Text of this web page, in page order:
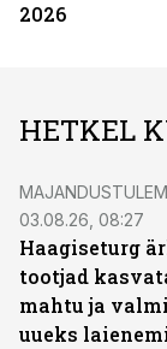
2026
HETKEL
03.08.26, 08:27
Haagiseturg
tootjad
mahtu ja
uueks